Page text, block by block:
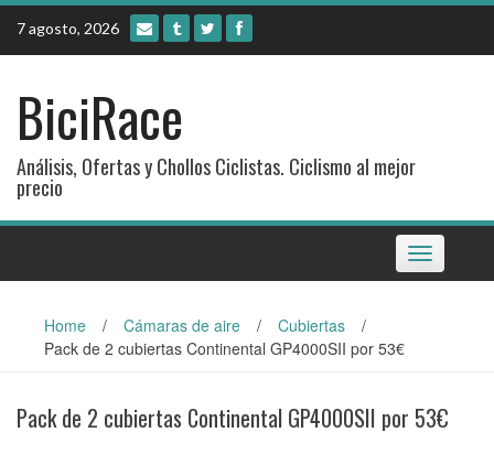
Skip
content
7 agosto, 2026
BiciRace
Análisis, Ofertas y Chollos Ciclistas. Ciclismo al mejor
precio
Toggle
navigation
Home / Cámaras de aire / Cubiertas
/
Pack de 2 cubiertas Continental GP4000SII por 53€
Pack de 2 cubiertas Continental GP4000SII por 53€